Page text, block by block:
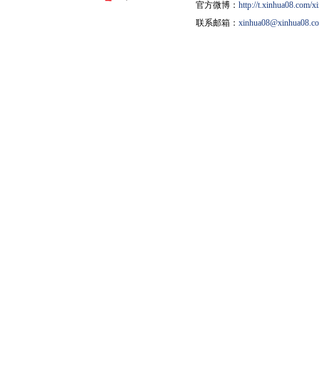
官方微博： http://t.xinhua08.com/
联系邮箱：